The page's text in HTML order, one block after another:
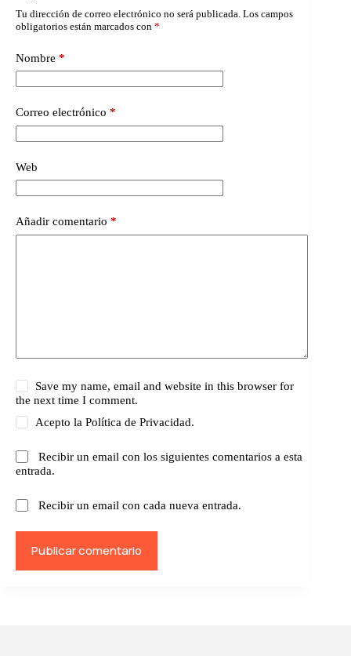
Tu dirección de correo electrónico no será publicada. Los campos
obligatorios están marcados con *
Nombre *
Correo electrónico *
Web
Añadir comentario *
Save my name, email and website in this browser for
the next time I comment.
Acepto laPolítica de Privacidad.
Recibir un email con los siguientes comentarios a esta
entrada.
Recibir un email con cada nueva entrada.
Publicar comentario